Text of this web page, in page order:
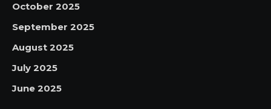
October 2025
September 2025
August 2025
July 2025
June 2025